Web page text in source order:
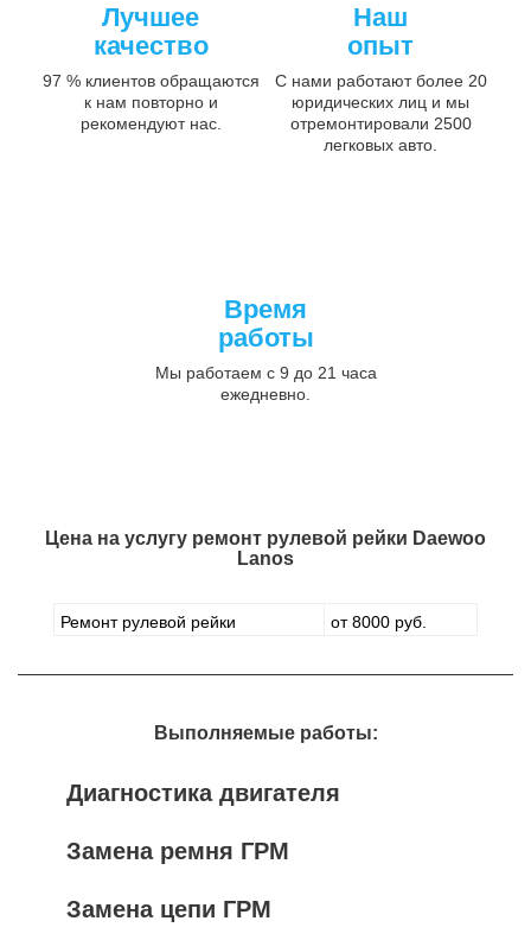
Лучшее
качество
97 % клиентов обращаются
к нам повторно и
рекомендуют нас.
Наш
опыт
С нами работают более 20
юридических лиц и мы
отремонтировали 2500
легковых авто.
Время
работы
Мы работаем с 9 до 21 часа
ежедневно.
Цена на услугу ремонт рулевой рейки Daewoo
Lanos
Ремонт рулевой рейки от 8000 руб.
Выполняемые работы:
Диагностика двигателя
Замена ремня ГРМ
Замена цепи ГРМ